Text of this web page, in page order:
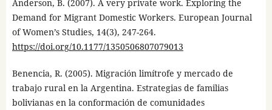
Anderson, B. (2007). A very private work. Exploring the
Demand for Migrant Domestic Workers. European Journal
of Women’s Studies, 14(3), 247-264.
https://doi.org/10.1177/1350506807079013
Benencia, R. (2005). Migración limítrofe y mercado de
trabajo rural en la Argentina. Estrategias de familias
bolivianas en la conformación de comunidades